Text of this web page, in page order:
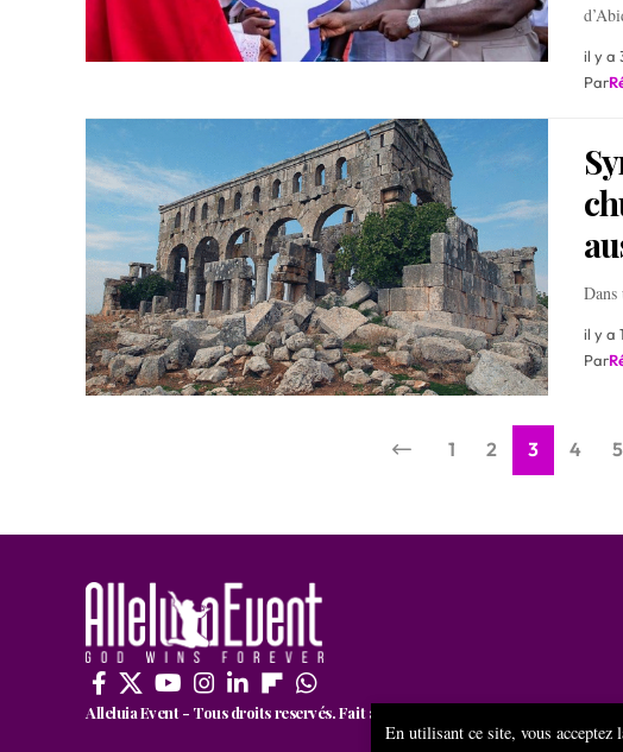
En utilisant ce site, vous acceptez
il y a
Par
il y a
Par
1 2 3 4 5
Alleluia Event - Tous droits reservés. Fait avec passion par CREATIV AFRICA